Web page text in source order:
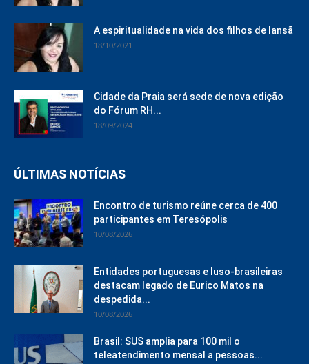
A espiritualidade na vida dos filhos de Iansã
18/10/2021
Cidade da Praia será sede de nova edição
do Fórum RH...
18/09/2024
ÚLTIMAS NOTÍCIAS
Encontro de turismo reúne cerca de 400
participantes em Teresópolis
10/08/2026
Entidades portuguesas e luso-brasileiras
destacam legado de Eurico Matos na
despedida...
10/08/2026
Brasil: SUS amplia para 100 mil o
teleatendimento mensal a pessoas...